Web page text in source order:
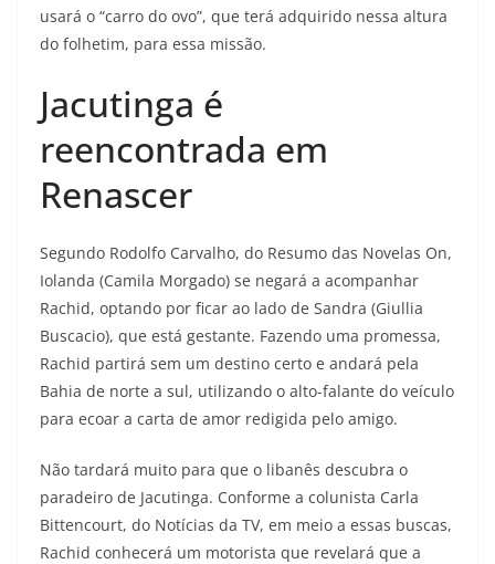
usará o “carro do ovo”, que terá adquirido nessa altura
do folhetim, para essa missão.
Jacutinga é
reencontrada em
Renascer
Segundo Rodolfo Carvalho, do Resumo das Novelas On,
Iolanda (Camila Morgado) se negará a acompanhar
Rachid, optando por ficar ao lado de Sandra (Giullia
Buscacio), que está gestante. Fazendo uma promessa,
Rachid partirá sem um destino certo e andará pela
Bahia de norte a sul, utilizando o alto-falante do veículo
para ecoar a carta de amor redigida pelo amigo.
Não tardará muito para que o libanês descubra o
paradeiro de Jacutinga. Conforme a colunista Carla
Bittencourt, do Notícias da TV, em meio a essas buscas,
Rachid conhecerá um motorista que revelará que a